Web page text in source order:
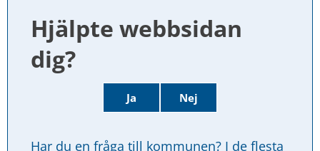
Hjälpte webbsidan
dig?
Ja Nej
Har du en fråga till kommunen? I de flesta